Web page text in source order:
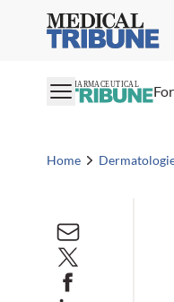
Medical Tribune
PHARMACEUTICAL
Home